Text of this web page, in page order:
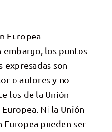
Europea –
embargo, los puntos
expresadas son
o autores y no
los de la Unión
Ni la Unión
Europea pueden ser